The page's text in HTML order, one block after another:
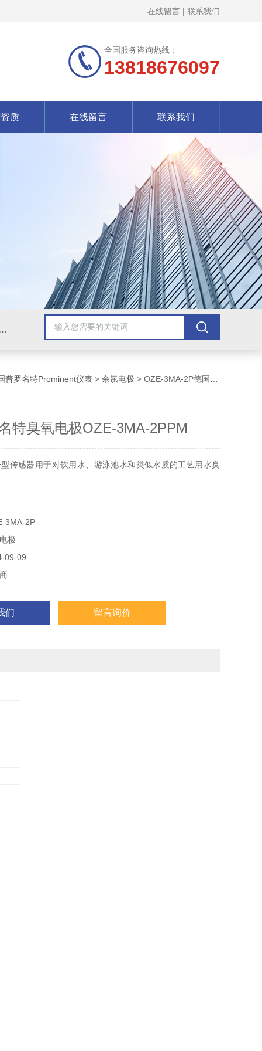
在线留言 | 联系我们
全国服务咨询热线：
13818676097
质 在线留言 联系我们
PH/ORP计、电导率/电阻率仪、余氯、溶解氧、浊度、COD、电极、菌落计数器、加热搅拌器、蒸馏水制造器、标准液、电缆线、计量泵、加药装置、可燃气体探测器、防爆声光报警器、家用可燃气体报警器、风速仪、红外线测温仪、声级计
普罗名特Prominent仪表 > 余氯电极 > OZE-3MA-2P德国普罗名特臭氧电极OZE-3MA-2PPM
特臭氧电极OZE-3MA-2PPM
传感器用于对饮用水、游泳池水和类似水质的工艺用水臭
饮用水和类似水质的工艺用水（无表面活性剂）
l OZE 3-mA-2ppm 订货号：79.29.57.8
4P 订货号：91.49.23.
3MA-2P
极
09-09
们 留言询价